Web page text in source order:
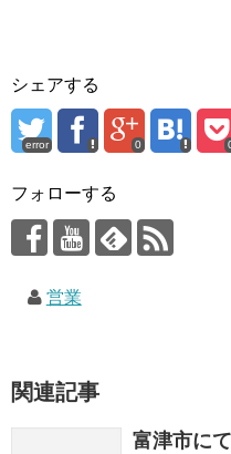
シェアする
error 0
フォローする
営業
関連記事
富津市に